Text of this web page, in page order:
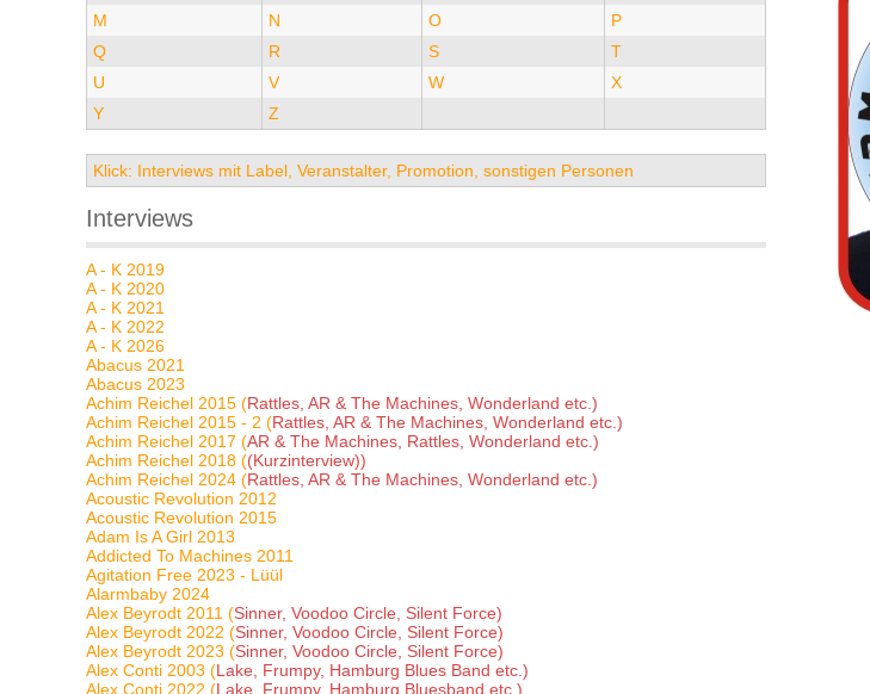
M
N O
P
Q
R S
T
U
V W
X
Y
Z
Klick: Interviews mit Label, Veranstalter, Promotion, sonstigen Personen
Interviews
A - K 2019
A - K 2020
A - K 2021
A - K 2022
A - K 2026
Abacus 2021
Abacus 2023
Achim Reichel 2015 (Rattles, AR & The Machines, Wonderland etc.)
Achim Reichel 2015 - 2 (Rattles, AR & The Machines, Wonderland etc.)
Achim Reichel 2017 (AR & The Machines, Rattles, Wonderland etc.)
Achim Reichel 2018 ((Kurzinterview))
Achim Reichel 2024 (Rattles, AR & The Machines, Wonderland etc.)
Acoustic Revolution 2012
Acoustic Revolution 2015
Adam Is A Girl 2013
Addicted To Machines 2011
Agitation Free 2023 - Lüül
Alarmbaby 2024
Alex Beyrodt 2011 (Sinner, Voodoo Circle, Silent Force)
Alex Beyrodt 2022 (Sinner, Voodoo Circle, Silent Force)
Alex Beyrodt 2023 (Sinner, Voodoo Circle, Silent Force)
Alex Conti 2003 (Lake, Frumpy, Hamburg Blues Band etc.)
Alex Conti 2022 (Lake, Frumpy, Hamburg Bluesband etc.)